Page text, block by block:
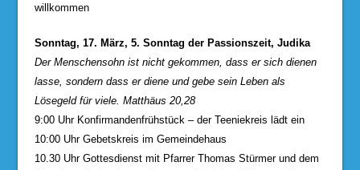
willkommen
Sonntag, 17. März, 5. Sonntag der Passionszeit, Judika
Der Menschensohn ist nicht gekommen, dass er sich dienen
lasse, sondern dass er diene und gebe sein Leben als
Lösegeld für viele. Matthäus 20,28
9:00 Uhr Konfirmandenfrühstück – der Teeniekreis lädt ein
10:00 Uhr Gebetskreis im Gemeindehaus
10.30 Uhr Gottesdienst mit Pfarrer Thomas Stürmer und dem